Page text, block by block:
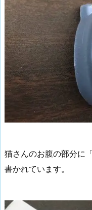
猫さんのお腹の部分に
書かれています。